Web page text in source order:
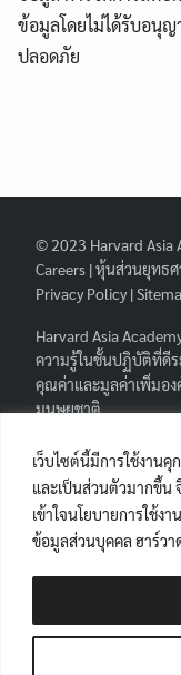
เว็บไซต์นี้มีการใช้งานคุ
และเป็นส่วนตัวมากขึ้น
เข้าใจนโยบายการใช้ง
ข้อมูลส่วนบุคคล ฮาร์วา
ข้อมูลโดยไม่ได้รับอนุ
ปลอดภัย
© 2023 Harvard Asia
Careers |หุ้นส่วนยุทธศ
Privacy Policy |
Harvard Asia
ความรู้ในชั้นปฏิบัติที่ดีร
คุณค่าและมูลค่าเพิ่มอง
มนุษยชาติ.
FOLLOW
ผู้เยี่ยมชมเว็บไ
Views Today :
Views Last 7